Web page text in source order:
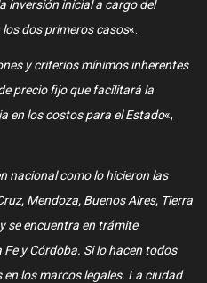
inversión inicial a cargo del
dos primeros casos«.
y criterios mínimos inherentes
precio fijo que facilitará la
en los costos para el Estado«,
nacional como lo hicieron las
Mendoza, Buenos Aires, Tierra
se encuentra en trámite
y Córdoba. Si lo hacen todos
los marcos legales. La ciudad